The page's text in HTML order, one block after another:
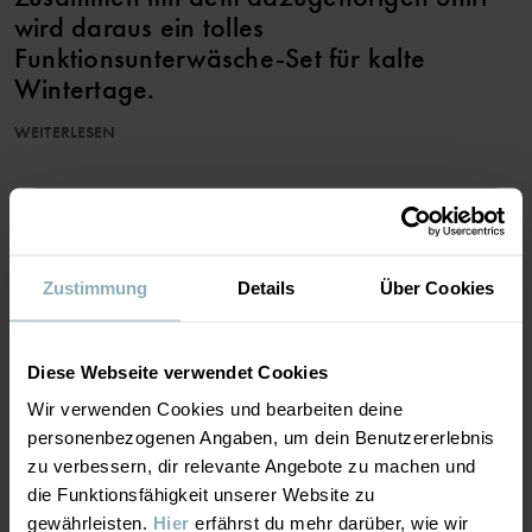
Zustimmung Details Über Cookies
Diese Webseite verwendet Cookies
Wir verwenden Cookies und bearbeiten deine
personenbezogenen Angaben, um dein Benutzererlebnis
zu verbessern, dir relevante Angebote zu machen und
die Funktionsfähigkeit unserer Website zu
gewährleisten. Hier erfährst du mehr darüber, wie wir
wird daraus ein tolles
Funktionsunterwäsche-Set für kalte
Wintertage.
https://www.polarnopyret.se/pop-cares/hallbara-plagg/vara-
Artikelnummer
Herstellungsland:China
Weiterlesen
WEITERLESEN
MATERIAL & PFLEGEHINWEISE
Material
100% Wool Merino
NACHHALTIGKEIT
LIEFERUNG UND RÜCKSENDUNG